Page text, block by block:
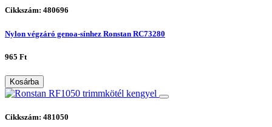
Cikkszám: 480696
Nylon végzáró genoa-sínhez Ronstan RC73280
965 Ft
Kosárba
Cikkszám: 481050